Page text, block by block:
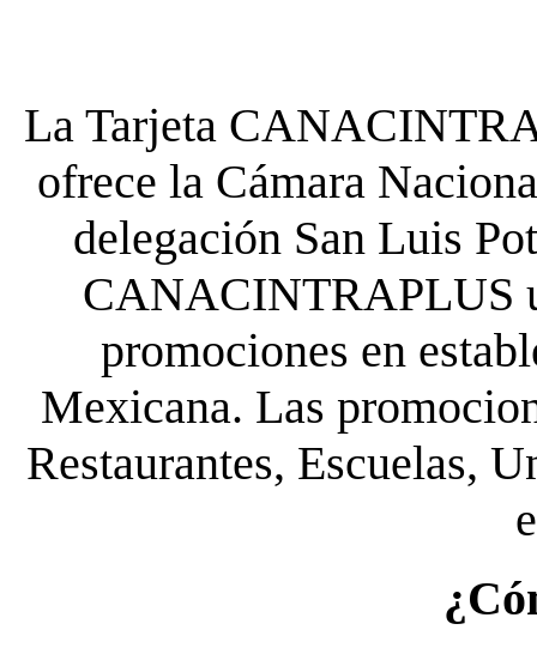
La Tarjeta
ofrece la Cámara
delegación San Luis
CANACINTRAPLUS
promociones en
Mexicana. Las
Restaurantes, Escuelas,